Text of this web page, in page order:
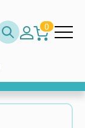
0